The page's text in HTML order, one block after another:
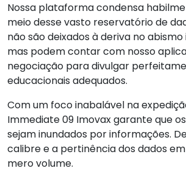
Nossa plataforma condensa
meio desse vasto reservatório de
não são deixados à deriva no
mas podem contar com nosso
negociação para divulgar
educacionais adequados.
Com um foco inabalável na
Immediate 09 Imovax garante que
sejam inundados por informações.
calibre e a pertinência dos dados
mero volume.